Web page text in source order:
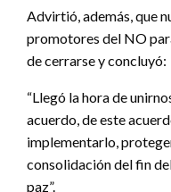
Advirtió, además, que
promotores del NO
de cerrarse y concluyó:
“Llegó la hora de
acuerdo, de este
implementarlo,
consolidación del fin
paz”.